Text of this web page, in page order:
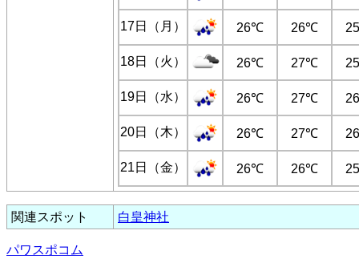
17日（月） 26℃ 26℃
18日（火） 26℃ 27℃
19日（水） 26℃ 27℃
20日（木） 26℃ 27℃
21日（金） 26℃ 26℃
関連スポット 白皇神社
パワスポコム